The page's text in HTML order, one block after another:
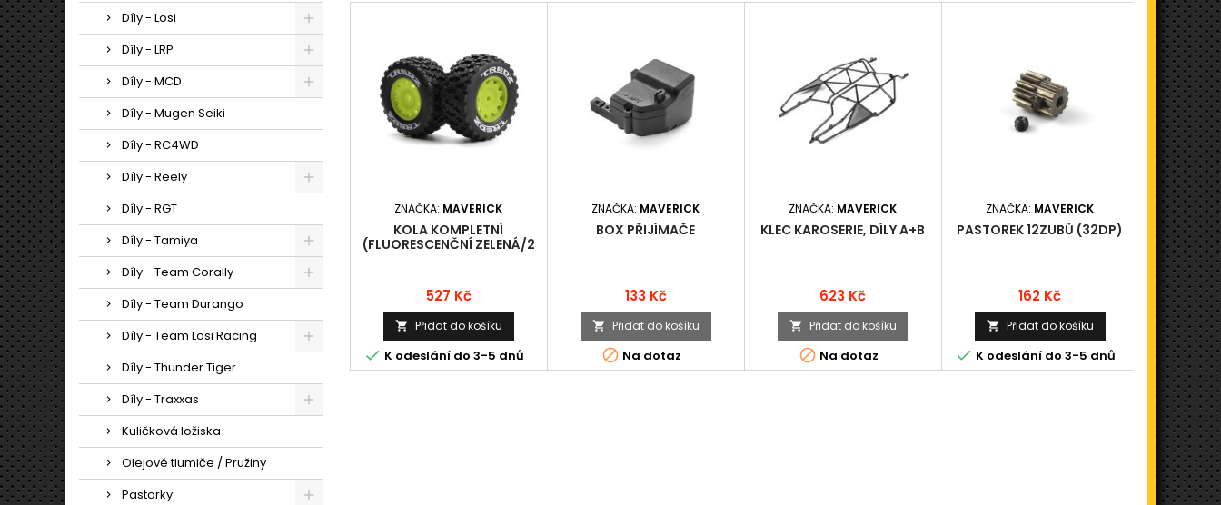
Díly - Losi
Díly - LRP
Díly - MCD
Díly - Mugen Seiki
Díly - RC4WD
Díly - Reely
Díly - RGT
Díly - Tamiya
Díly - Team Corally
Díly - Team Durango
Díly - Team Losi Racing
Díly - Thunder Tiger
Díly - Traxxas
Kuličková ložiska
Olejové tlumiče / Pružiny
Pastorky
ZNAČKA: MAVERICK
KOLA KOMPLETNÍ
(FLUORESCENČNÍ ZELENÁ/2
Cena
527 Kč
 Přidat do košíku
 K odeslání do 3-5 dnů
ZNAČKA: MAVERICK
BOX PŘIJÍMAČE
Cena
133 Kč
 Přidat do košíku
 Na dotaz
ZNAČKA: MAVERICK
KLEC KAROSERIE, DÍLY A+B
Cena
623 Kč
 Přidat do košíku
 Na dotaz
ZNAČKA: MAVERICK
PASTOREK 12ZUBŮ (32DP)
Cena
162 Kč
 Přidat do košíku
 K odeslání do 3-5 dnů
SET OS

 K